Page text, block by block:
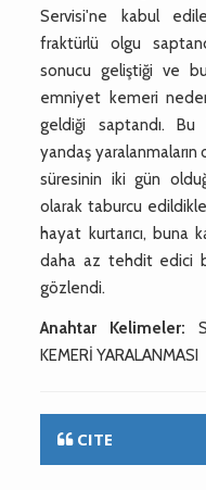
Servisi'ne kabul
fraktürlü olgu
sonucu geliştiği ve
emniyet kemeri
geldiği saptandı.
yandaş yaralanmaların
süresinin iki gün
olarak taburcu
hayat kurtarıcı, buna
daha az tehdit edici
gözlendi.
Anahtar Kelimeler:
KEMERİ YARALANMASI
CITE